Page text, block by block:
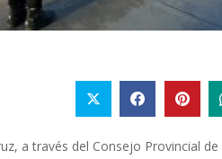
a través del Consejo Provincial